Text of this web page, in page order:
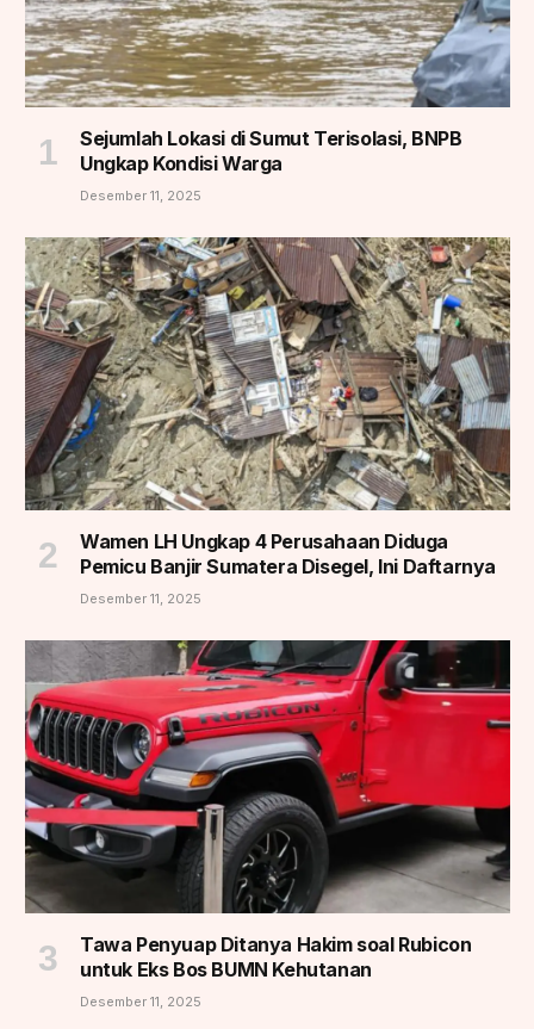
Sejumlah Lokasi di Sumut Terisolasi, BNPB
Ungkap Kondisi Warga
Desember 11, 2025
Wamen LH Ungkap 4 Perusahaan Diduga
Pemicu Banjir Sumatera Disegel, Ini Daftarnya
Desember 11, 2025
Tawa Penyuap Ditanya Hakim soal Rubicon
untuk Eks Bos BUMN Kehutanan
Desember 11, 2025